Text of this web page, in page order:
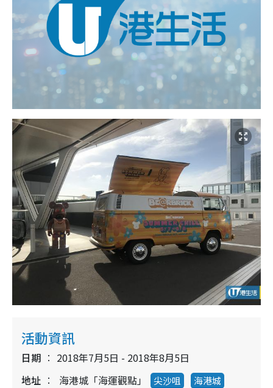
活動資訊
日期
2018年7月5日 - 2018年8月5日
地址
海港城「海運觀點」 尖沙咀 海港城